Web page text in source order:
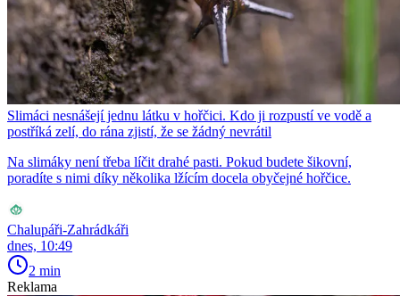
Slimáci nesnášejí jednu látku v hořčici. Kdo ji rozpustí ve vodě a
postříká zelí, do rána zjistí, že se žádný nevrátil
Na slimáky není třeba líčit drahé pasti. Pokud budete šikovní,
poradíte s nimi díky několika lžícím docela obyčejné hořčice.
Chalupáři-Zahrádkáři
dnes, 10:49
2 min
Reklama